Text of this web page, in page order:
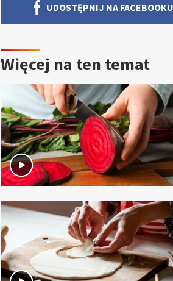
UDOSTĘPNIJ NA FACEBOOKU
Więcej na ten temat